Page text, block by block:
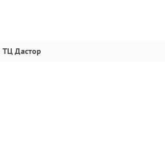
ТЦ Дастор